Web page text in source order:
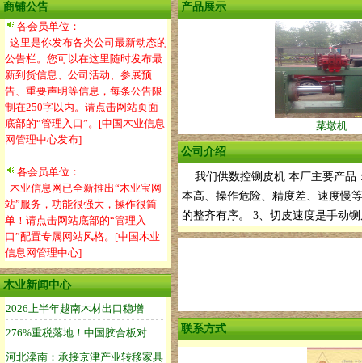
商铺公告
各会员单位：
这里是你发布各类公司最新动态的
公告栏。您可以在这里随时发布最
新到货信息、公司活动、参展预
告、重要声明等信息，每条公告限
制在250字以内。请点击网站页面
底部的“管理入口”。[中国木业信息
网管理中心发布]
各会员单位：
木业信息网已全新推出“木业宝网
站”服务，功能很强大，操作很简
单！请点击网站底部的“管理入
口”配置专属网站风格。[中国木业
信息网管理中心]
木业新闻中心
产品展示
菜墩机
公司介绍
我们供数控铡皮机 本厂主要产品
本高、操作危险、精度差、速度慢
的整齐有序。 3、切皮速度是手动
联系方式